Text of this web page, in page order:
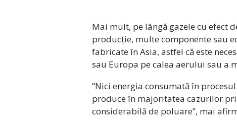
Mai mult, pe lângă gazele cu efect
producție, multe componente sau
fabricate în Asia, astfel că este
sau Europa pe calea aerului sau a
”Nici energia consumată în
produce în majoritatea cazurilor
considerabilă de poluare”, mai